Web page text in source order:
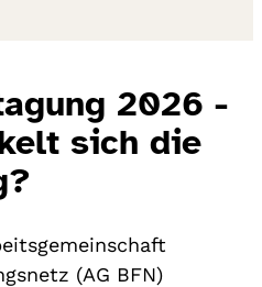
2026 -
sich die
(AG BFN)